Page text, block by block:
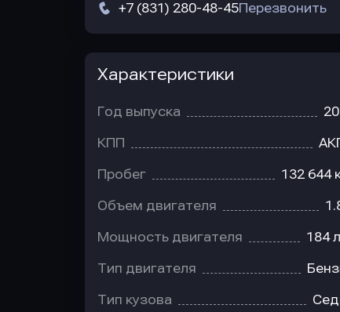
+7 (831) 280-48-45Перезвонить
Характеристики
Год выпуска
КПП
Пробег 132 644
Объем двигателя
Мощность двигателя 184
Тип двигателя
Тип кузова